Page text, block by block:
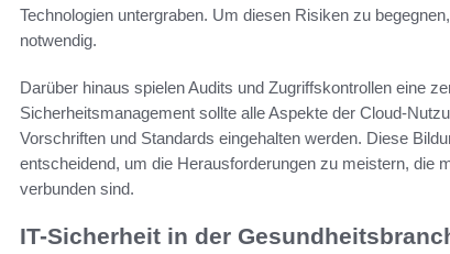
Technologien untergraben. Um diesen Risiken zu
notwendig.
Darüber hinaus spielen Audits und Zugriffskontrollen eine
Sicherheitsmanagement sollte alle Aspekte der Cloud-
Vorschriften und Standards eingehalten werden. Diese
entscheidend, um die Herausforderungen zu meistern, die
verbunden sind.
IT-Sicherheit in der